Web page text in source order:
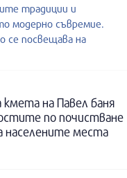
традиции и
модерно съвремие.
се посвещава на
на Павел баня
по почистване
населените места